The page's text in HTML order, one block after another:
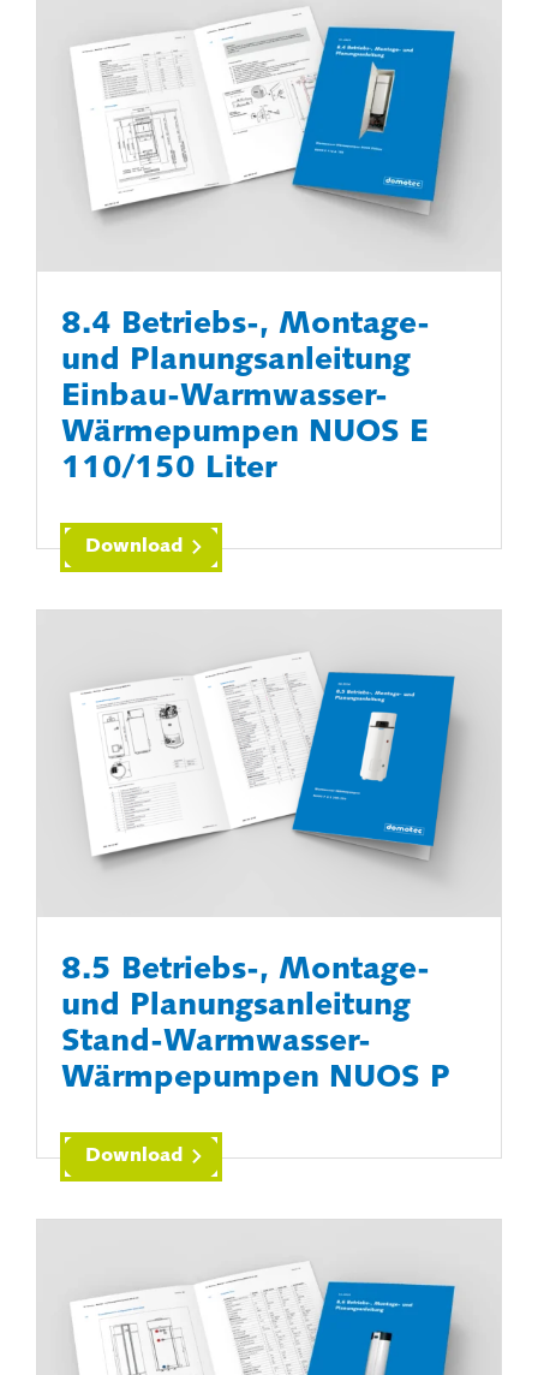
8.4 Betriebs-, Montage-
und Planungsanleitung
Einbau-Warmwasser-
Wärmepumpen NUOS E
110/150 Liter
Download
8.5 Betriebs-, Montage-
und Planungsanleitung
Stand-Warmwasser-
Wärmpepumpen NUOS P
Download